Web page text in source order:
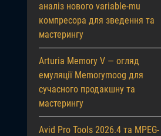
аналіз нового variable-mu
компресора для зведення та
мастерингу
Arturia Memory V — огляд
емуляції Memorymoog для
сучасного продакшну та
мастерингу
Avid Pro Tools 2026.4 та MPEG-